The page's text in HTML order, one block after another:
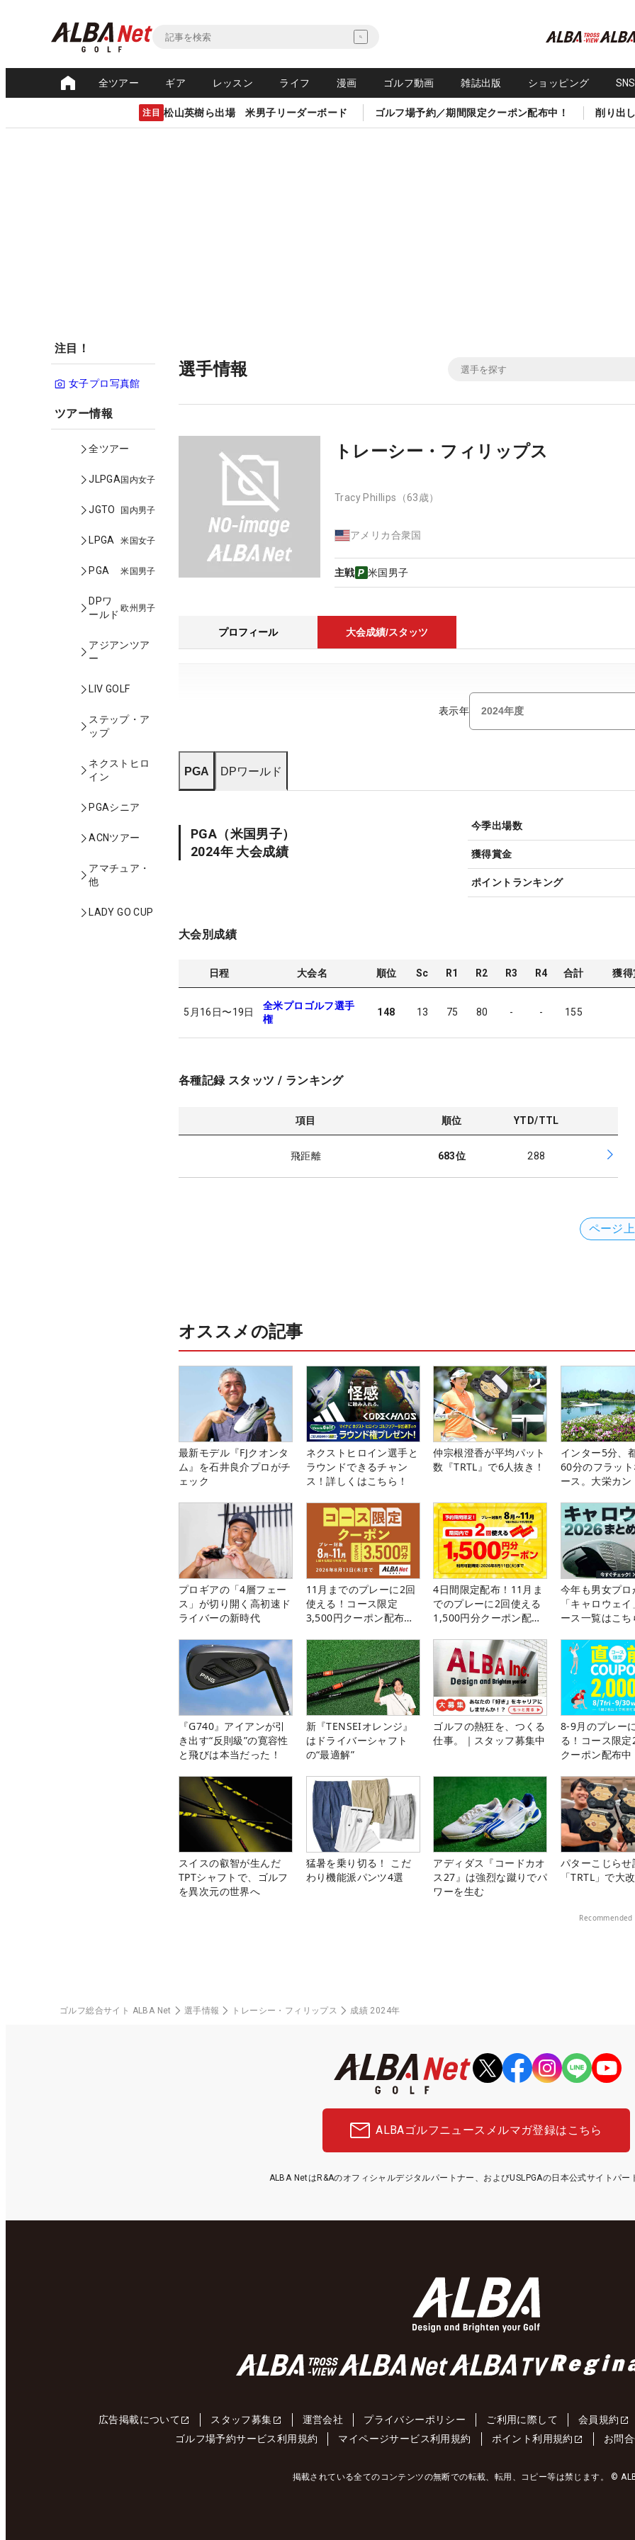
全ツアー ギア レッスン ライフ 漫画 ゴルフ動画 雑誌出版 ショッピング
注目 松山英樹ら出場 米男子リーダーボード ゴルフ場予約／期間限定クーポン配布中！ 削り出
注目！
女子プロ写真館
ツアー情報
全ツアー
JLPGA国内女子
JGTO 国内男子
LPGA 米国女子
PGA 米国男子
DPワ
ールド
欧州男子
アジアンツア
ー
LIV GOLF
ステップ・ア
ップ
ネクストヒロ
イン
PGAシニア
ACNツアー
アマチュア・
他
LADY GO CUP
選手情報
トレーシー・フィリップス
Tracy Phillips （63歳）
アメリカ合衆国
主戦 米国男子
プロフィール 大会成績/スタッツ
表示年
PGA DPワールド
PGA （米国男子）
2024年 大会成績
今季出場数
獲得賞金
ポイントランキング
大会別成績
日程 大会名 順位 Sc R1 R2 R3 R4 合計 獲得
5月16日〜19日
全米プロゴルフ選手
権
148 13 75 80 - - 155
各種記録 スタッツ / ランキング
項目 順位 YTD/TTL
飛距離 683位 288
ページ
オススメの記事
最新モデル『FJクオンタ
ム』を石井良介プロがチ
ェック
ネクストヒロイン選手と
ラウンドできるチャン
ス！詳しくはこちら！
仲宗根澄香が平均パット
数『TRTL』で6人抜き！
インター5分、
60分のフラッ
ース。大栄カ
プロギアの「4層フェー
ス」が切り開く高初速ド
ライバーの新時代
11月までのプレーに2回
使える！コース限定
3,500円クーポン配布
4日間限定配布！11月ま
でのプレーに2回使える
1,500円分クーポン配布
今年も男女プロ
「キャロウェ
ース一覧はこち
『G740』アイアンが引
き出す“反則級”の寛容性
と飛びは本当だった！
新『TENSEIオレンジ』
はドライバーシャフト
の“最適解”
ゴルフの熱狂を、つくる
仕事。｜スタッフ募集中
8-9月のプレー
る！コース限
クーポン配布中
スイスの叡智が生んだ
TPTシャフトで、ゴルフ
を異次元の世界へ
猛暑を乗り切る！ こだ
わり機能派パンツ4選
アディダス『コードカオ
ス27』は強烈な蹴りでパ
ワーを生む
パターこじらせ
「TRTL」で大
Recommended
ゴルフ総合サイト ALBA Net 選手情報 トレーシー・フィリップス 成績 2024年
ALBAゴルフニュース メルマガ登録はこちら
ALBA NetはR&Aのオフィシャルデジタルパートナー、およびUSLPGAの日本公式サイトパー
広告掲載について スタッフ募集 運営会社 プライバシーポリシー ご利用に際して
会員規約
ゴルフ場予約サービス利用規約
マイページサービス利用規約 ポイント利用規約 お問
掲載されている全てのコンテンツの無断での転載、転用、コピー等は禁じます。 ©